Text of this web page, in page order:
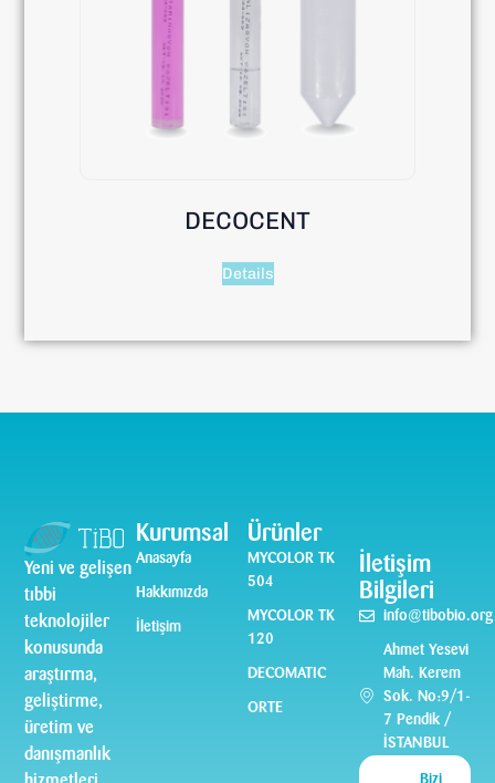
DECOCENT
Details
Yeni ve gelişen
tıbbi
teknolojiler
konusunda
araştırma,
geliştirme,
üretim ve
danışmanlık
Kurumsal
Anasayfa
Hakkımızda
İletişim
Ürünler
MYCOLOR TK
504
MYCOLOR TK
120
DECOMATIC
ORTE
İletişim
Bilgileri
info@tibobio.org
Ahmet Yesevi
Mah. Kerem
Sok. No:9/1-
7 Pendik /
İSTANBUL
Bizi